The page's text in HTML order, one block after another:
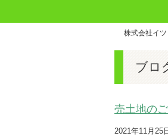
株式会社イツ
ブロ
売土地の
2021年11月25